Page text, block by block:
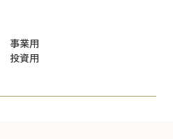
事業用
投資用